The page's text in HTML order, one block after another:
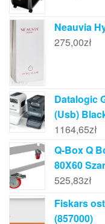
Neauvia
275,00zł
Datalogic
(Usb)
1164,65zł
Q-Box Q
80X60
525,83zł
Fiskars
(857000)